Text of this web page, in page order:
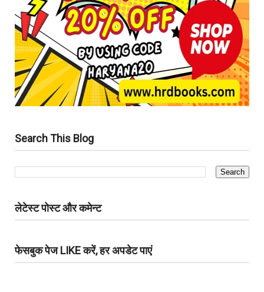
Search This Blog
लेटेस्ट पोस्ट और कमेन्ट
फेसबुक पेज LIKE करें, हर अपडेट पाएं